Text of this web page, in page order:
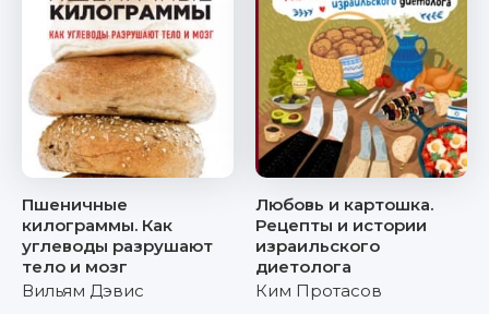
Пшеничные
килограммы. Как
углеводы разрушают
тело и мозг
Вильям Дэвис
Любовь и картошка.
Рецепты и истории
израильского
диетолога
Ким Протасов